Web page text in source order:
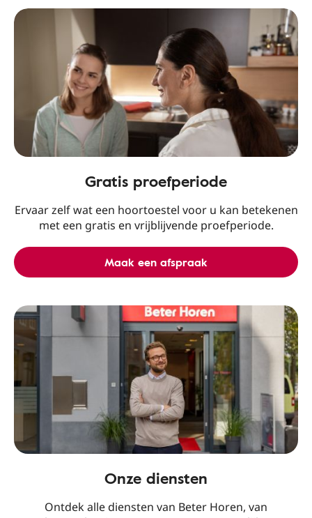
Gratis proefperiode
Ervaar zelf wat een hoortoestel voor u kan betekenen
met een gratis en vrijblijvende proefperiode.
Maak een afspraak
Onze diensten
Ontdek alle diensten van Beter Horen, van